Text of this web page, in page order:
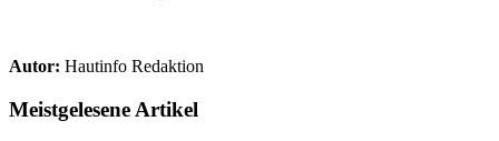
Autor: Hautinfo Redaktion
Meistgelesene Artikel